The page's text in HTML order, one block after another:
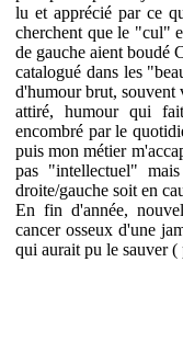
lu et apprécié par ce
cherchent que le "cul"
de gauche aient boudé
catalogué dans les
d'humour brut, souvent
attiré, humour qui
encombré par le
puis mon métier
pas "intellectuel"
droite/gauche soit en
En fin d'année,
cancer osseux d'une
qui aurait pu le sauver